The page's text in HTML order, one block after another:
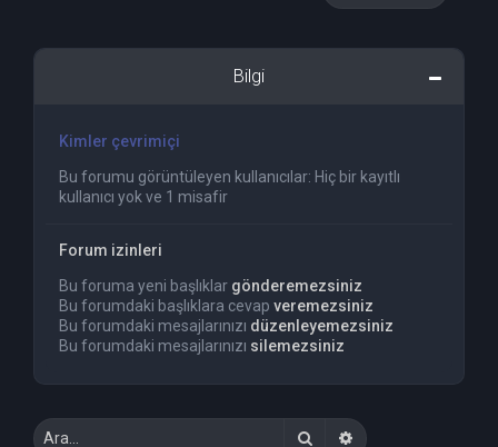
Bilgi
Kimler çevrimiçi
Bu forumu görüntüleyen kullanıcılar: Hiç bir kayıtlı
kullanıcı yok ve 1 misafir
Forum izinleri
Bu foruma yeni başlıklar gönderemezsiniz
Bu forumdaki başlıklara cevap veremezsiniz
Bu forumdaki mesajlarınızı düzenleyemezsiniz
Bu forumdaki mesajlarınızı silemezsiniz
Gelişmiş arama